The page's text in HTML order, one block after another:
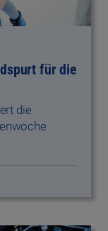
für die
die